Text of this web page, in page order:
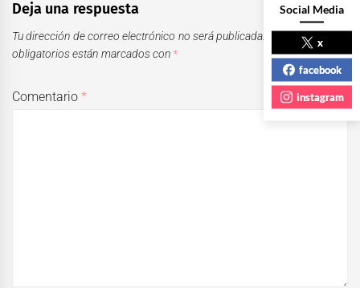
Deja una respuesta
Tu dirección de correo electrónico no será publicada.
Los campos
obligatorios están marcados con *
Comentario*
Social Media
x
facebook
instagram